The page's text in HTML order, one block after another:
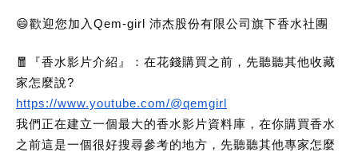
😄歡迎您加入Qem-girl 沛杰股份有限公司旗下香水社團
🧧『香水影片介紹』：在花錢購買之前，先聽聽其他收藏
家怎麼說?
https://www.youtube.com/@qemgirl
我們正在建立一個最大的香水影片資料庫，在你購買香水
之前這是一個很好搜尋參考的地方，先聽聽其他專家怎麼